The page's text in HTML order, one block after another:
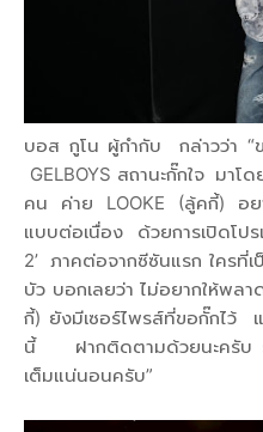
บอส กูโน ผู้กำกับ กล่าวว่า
GELBOYS สถานะกั๊กใจ มา
คน ค่าย LOOKE (ลู้คกี้) อย
แบบต่อเนื่อง ด้วยการเปิดโปร
2’ ภาคต่อจากซีซันแรก ใครที่
บัว บอกเลยว่า ไม่อยากให้พล
กี้) ยังมีเซอร์ไพรส์ที่ขอกั๊กไว้
นี้ ฝากติดตามด้วยนะครับ รั
เต็มแน่นอนครับ”